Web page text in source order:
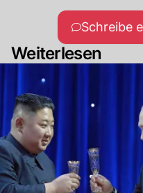
Schreibe
Weiterlesen